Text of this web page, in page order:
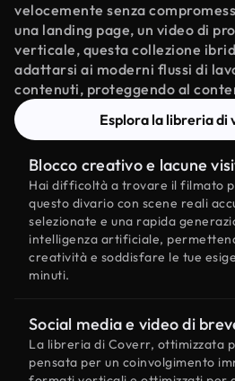
velocemente senza
una landing page, un video di
verticale, questa collezione
adattarsi ai moderni flussi di
contenuti, proteggendo al
Esplora la libreria di
Blocco creativo e lacune
Hai difficoltà a trovare il filmato
questo divario con scene reali
selezionate e una rapida
intelligenza artificiale,
creatività e soddisfare le tue
minuti.
Social media e video di
La libreria di Coverr, ottimizzata
pensata per un coinvolgimento